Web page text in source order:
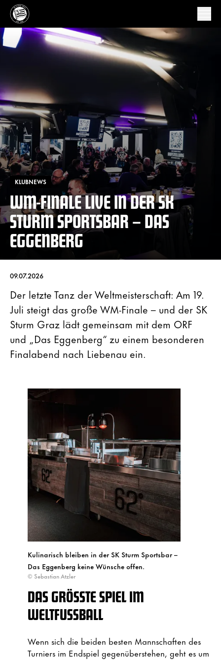
KLUBNEWS
WM-FINALE LIVE IN DER SK
STURM SPORTSBAR – DAS
EGGENBERG
09.07.2026
Der letzte Tanz der Weltmeisterschaft: Am 19.
Juli steigt das große WM-Finale – und der SK
Sturm Graz lädt gemeinsam mit dem ORF
und „Das Eggenberg“ zu einem besonderen
Finalabend nach Liebenau ein.
Kulinarisch bleiben in der SK Sturm Sportsbar –
Das Eggenberg keine Wünsche offen.
© Sebastian Atzler
DAS GRÖSSTE SPIEL IM W
ELTFUSSBALL
Wenn sich die beiden besten Mannschaften des
Turniers im Endspiel gegenüberstehen, geht es um